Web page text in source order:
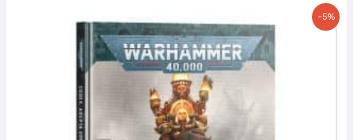
-5%
prix
initial
était :
50,00 €.
prix
actuel
est :
47,50 €.